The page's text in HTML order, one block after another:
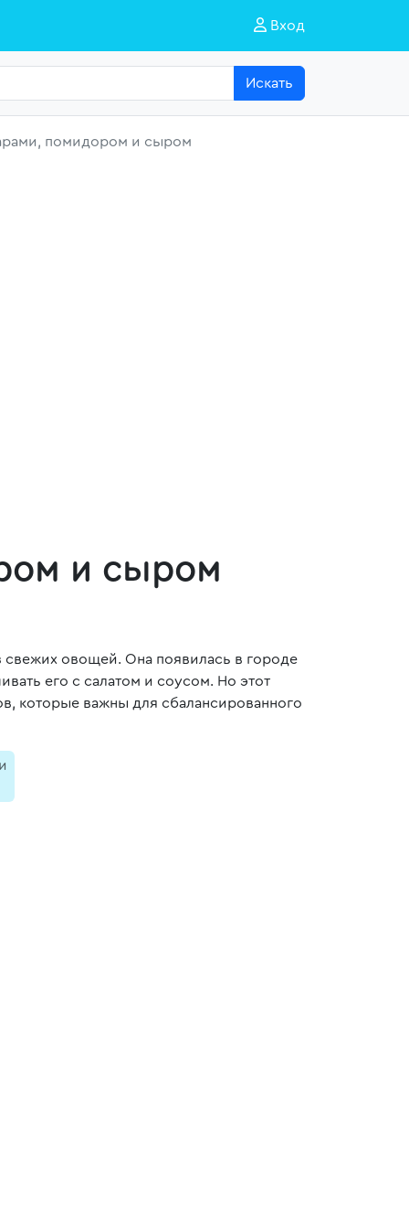
Вход
Искать
помидором и сыром
и сыром
овощей. Она появилась в городе
его с салатом и соусом. Но этот
которые важны для сбалансированного